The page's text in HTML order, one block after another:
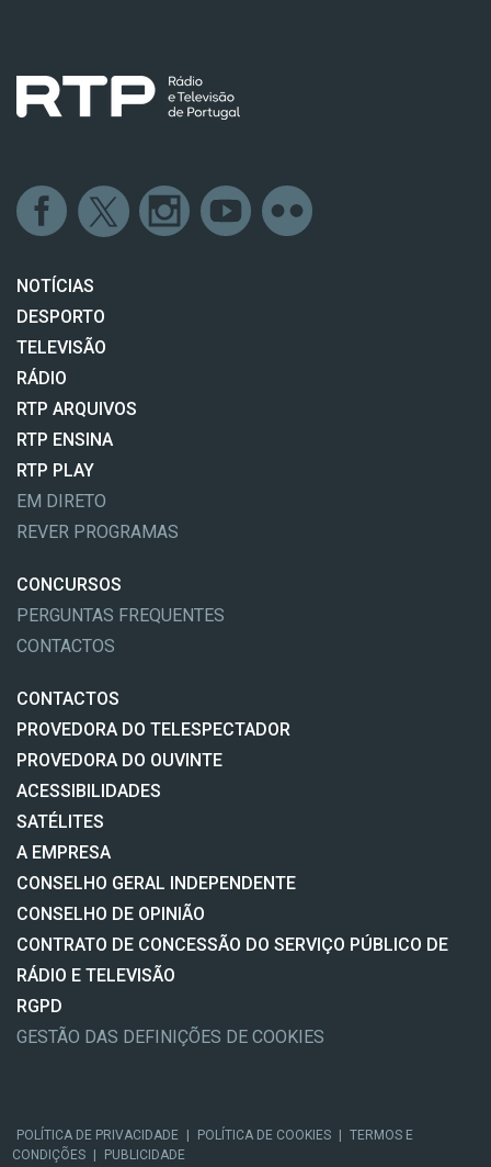
NOTÍCIAS
DESPORTO
TELEVISÃO
RÁDIO
RTP ARQUIVOS
RTP ENSINA
RTP PLAY
EM DIRETO
REVER PROGRAMAS
CONCURSOS
PERGUNTAS FREQUENTES
CONTACTOS
CONTACTOS
PROVEDORA DO TELESPECTADOR
PROVEDORA DO OUVINTE
ACESSIBILIDADES
SATÉLITES
A EMPRESA
CONSELHO GERAL INDEPENDENTE
CONSELHO DE OPINIÃO
CONTRATO DE CONCESSÃO DO SERVIÇO PÚBLICO DE
RÁDIO E TELEVISÃO
RGPD
GESTÃO DAS DEFINIÇÕES DE COOKIES
POLÍTICA DE PRIVACIDADE POLÍTICA DE COOKIES
TERMOS E
CONDIÇÕES
PUBLICIDADE